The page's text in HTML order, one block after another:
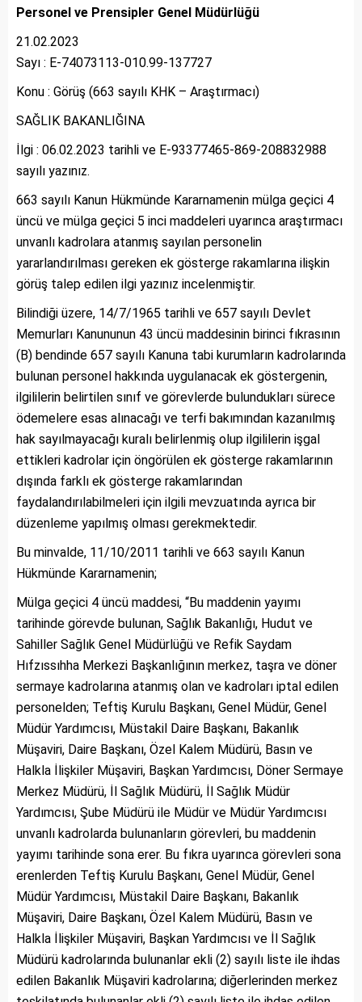
Personel ve Prensipler Genel Müdürlüğü
21.02.2023
Sayı : E-74073113-010.99-137727
Konu : Görüş (663 sayılı KHK – Araştırmacı)
SAĞLIK BAKANLIĞINA
İlgi : 06.02.2023 tarihli ve E-93377465-869-208832988
sayılı yazınız.
663 sayılı Kanun Hükmünde Kararnamenin mülga geçici 4
üncü ve mülga geçici 5 inci maddeleri uyarınca araştırmacı
unvanlı kadrolara atanmış sayılan personelin
yararlandırılması gereken ek gösterge rakamlarına ilişkin
görüş talep edilen ilgi yazınız incelenmiştir.
Bilindiği üzere, 14/7/1965 tarihli ve 657 sayılı Devlet
Memurları Kanununun 43 üncü maddesinin birinci fıkrasının
(B) bendinde 657 sayılı Kanuna tabi kurumların kadrolarında
bulunan personel hakkında uygulanacak ek göstergenin,
ilgililerin belirtilen sınıf ve görevlerde bulundukları sürece
ödemelere esas alınacağı ve terfi bakımından kazanılmış
hak sayılmayacağı kuralı belirlenmiş olup ilgililerin işgal
ettikleri kadrolar için öngörülen ek gösterge rakamlarının
dışında farklı ek gösterge rakamlarından
faydalandırılabilmeleri için ilgili mevzuatında ayrıca bir
düzenleme yapılmış olması gerekmektedir.
Bu minvalde, 11/10/2011 tarihli ve 663 sayılı Kanun
Hükmünde Kararnamenin;
Mülga geçici 4 üncü maddesi, “Bu maddenin yayımı
tarihinde görevde bulunan, Sağlık Bakanlığı, Hudut ve
Sahiller Sağlık Genel Müdürlüğü ve Refik Saydam
Hıfzıssıhha Merkezi Başkanlığının merkez, taşra ve döner
sermaye kadrolarına atanmış olan ve kadroları iptal edilen
personelden; Teftiş Kurulu Başkanı, Genel Müdür, Genel
Müdür Yardımcısı, Müstakil Daire Başkanı, Bakanlık
Müşaviri, Daire Başkanı, Özel Kalem Müdürü, Basın ve
Halkla İlişkiler Müşaviri, Başkan Yardımcısı, Döner Sermaye
Merkez Müdürü, İl Sağlık Müdürü, İl Sağlık Müdür
Yardımcısı, Şube Müdürü ile Müdür ve Müdür Yardımcısı
unvanlı kadrolarda bulunanların görevleri, bu maddenin
yayımı tarihinde sona erer. Bu fıkra uyarınca görevleri sona
erenlerden Teftiş Kurulu Başkanı, Genel Müdür, Genel
Müdür Yardımcısı, Müstakil Daire Başkanı, Bakanlık
Müşaviri, Daire Başkanı, Özel Kalem Müdürü, Basın ve
Halkla İlişkiler Müşaviri, Başkan Yardımcısı ve İl Sağlık
Müdürü kadrolarında bulunanlar ekli (2) sayılı liste ile ihdas
edilen Bakanlık Müşaviri kadrolarına; diğerlerinden merkez